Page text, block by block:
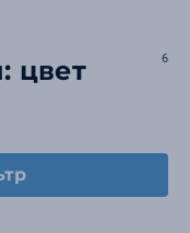
цвет
6